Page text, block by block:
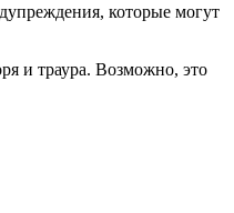
которые могут
и траура. Возможно, это